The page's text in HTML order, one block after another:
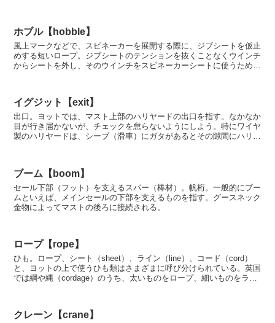
ホブル【hobble】
風上マークなどで、スピネーカーを展開する際に、ジブシートを仮止
めする短いロープ。ジブシートのテンションを抜くことなくウインチ
からシートを外し、そのウインチをスピネーカーシートに使うために
イグジット【exit】
出口。ヨットでは、マスト上部のハリヤードの出口を指す。なかなか
目が行き届かないが、チェックを怠らないようにしよう。特にワイヤ
製のハリヤードは、シーブ（滑車）にガタがあるとその隙間にハリヤ
ブーム【boom】
セール下部（フット）を支えるスパー（棒材）。帆桁。一般的にブー
ムといえば、メインセールの下部を支えるものを指す。グースネック
金物によってマストの後ろに接続される。
ロープ【rope】
ひも。ロープ、シート（sheet）、ライン（line）、コード（cord）
と、ヨットの上で使うひも類はさまざまに呼び分けられている。英国
では綱や縄（cordage）のうち、太いものをロープ、細いものをライ
クレーン【crane】